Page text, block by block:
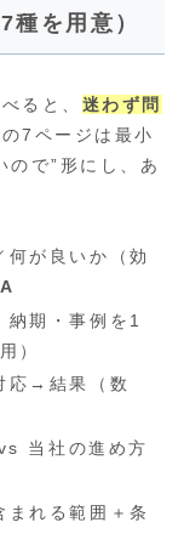
種を用意）
ると、 迷わず問
7ページは最小
ので”形にし、あ
何が良いか（効
納期・事例を1
）
応→結果（数
当社の進め方
まれる範囲＋条